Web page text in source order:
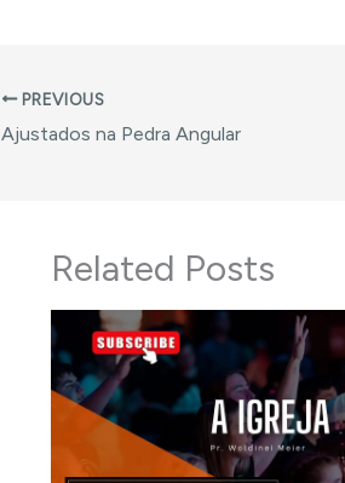
PREVIOUS
Ajustados na Pedra Angular
Related Posts